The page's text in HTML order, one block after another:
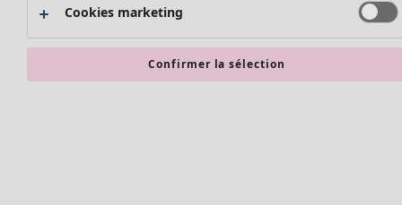
Cookies marketing
Confirmer la sélection